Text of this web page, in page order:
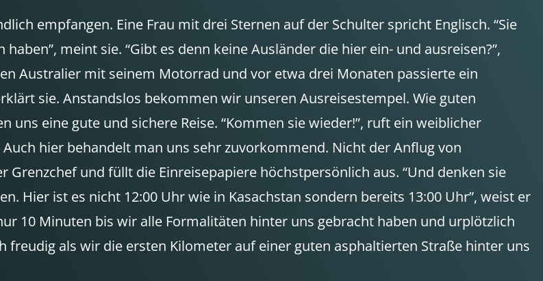
empfangen. Eine Frau mit drei Sternen auf der Schulter spricht Englisch. “Sie
meint sie. “Gibt es denn keine Ausländer die hier ein- und ausreisen?”,
Australier mit seinem Motorrad und vor etwa drei Monaten passierte ein
sie. Anstandslos bekommen wir unseren Ausreisestempel. Wie guten
eine gute und sichere Reise. “Kommen sie wieder!”, ruft ein weiblicher
hier behandelt man uns sehr zuvorkommend. Nicht der Anflug von
und füllt die Einreisepapiere höchstpersönlich aus. “Und denken sie
Hier ist es nicht 12:00 Uhr wie in Kasachstan sondern bereits 13:00 Uhr”, weist er
10 Minuten bis wir alle Formalitäten hinter uns gebracht haben und urplötzlich
freudig als wir die ersten Kilometer auf einer guten asphaltierten Straße hinter uns